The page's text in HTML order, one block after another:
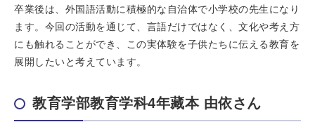
卒業後は、外国語活動に積極的な自治体で小学校の先生になり
ます。今回の活動を通じて、言語だけではなく、文化や考え方
にも触れることができ、この実体験を子供たちに伝える教育を
展開したいと考えています。
教育学部教育学科4年藏本 由依さん